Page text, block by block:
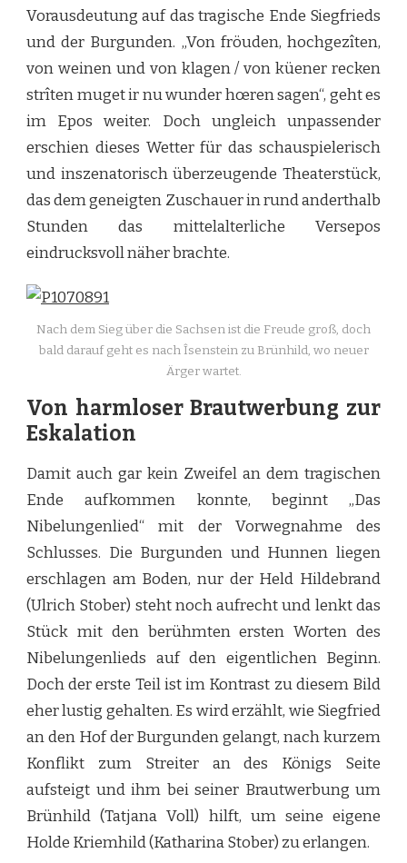
Vorausdeutung auf das tragische Ende Siegfrieds
und der Burgunden. „Von fröuden, hochgezîten,
von weinen und von klagen / von küener recken
strîten muget ir nu wunder hœren sagen“, geht es
im Epos weiter. Doch ungleich unpassender
erschien dieses Wetter für das schauspielerisch
und inszenatorisch überzeugende Theaterstück,
das dem geneigten Zuschauer in rund anderthalb
Stunden das mittelalterliche Versepos
eindrucksvoll näher brachte.
Nach dem Sieg über die Sachsen ist die Freude groß, doch
bald darauf geht es nach Îsenstein zu Brünhild, wo neuer
Ärger wartet.
Von harmloser Brautwerbung zur
Eskalation
Damit auch gar kein Zweifel an dem tragischen
Ende aufkommen konnte, beginnt „Das
Nibelungenlied“ mit der Vorwegnahme des
Schlusses. Die Burgunden und Hunnen liegen
erschlagen am Boden, nur der Held Hildebrand
(Ulrich Stober) steht noch aufrecht und lenkt das
Stück mit den berühmten ersten Worten des
Nibelungenlieds auf den eigentlichen Beginn.
Doch der erste Teil ist im Kontrast zu diesem Bild
eher lustig gehalten. Es wird erzählt, wie Siegfried
an den Hof der Burgunden gelangt, nach kurzem
Konflikt zum Streiter an des Königs Seite
aufsteigt und ihm bei seiner Brautwerbung um
Brünhild (Tatjana Voll) hilft, um seine eigene
Holde Kriemhild (Katharina Stober) zu erlangen.